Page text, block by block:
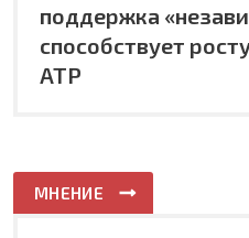
поддержка
способствует
АТР
МНЕНИЕ